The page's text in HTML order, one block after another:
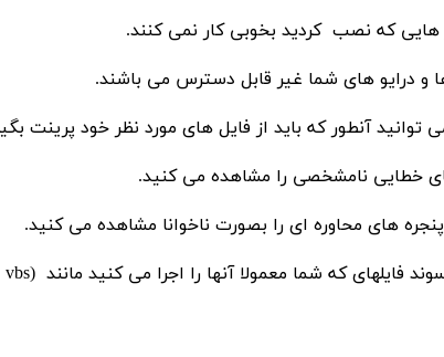
هایی که نصب کردید بخوبی کار نمی کنند.
و درایو های شما غیر قابل دسترس می باشند.
توانید آنطور که باید از فایل های مورد نظر خود پرینت
خطایی نامشخصی را مشاهده می کنید.
های محاوره ای را بصورت ناخوانا مشاهده می کنید.